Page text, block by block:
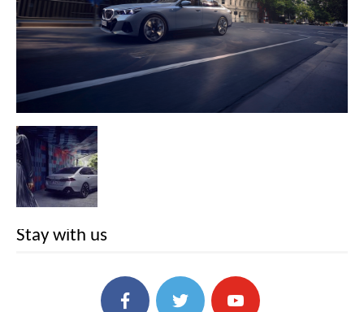
Stay with us